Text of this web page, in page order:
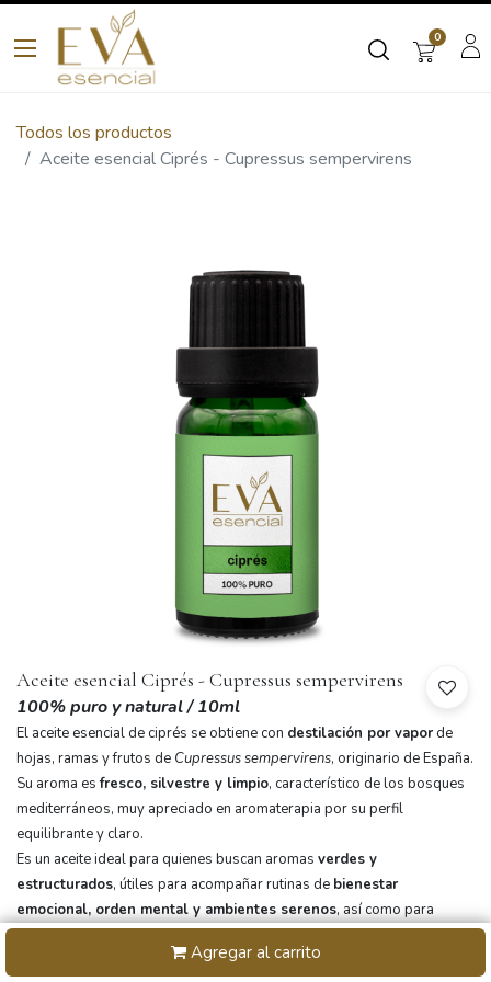
0
Todos los productos
Aceite esencial Ciprés - Cupressus sempervirens
Aceite esencial Ciprés - Cupressus sempervirens
100% puro y natural/ 10ml
El aceite esencial de ciprés se obtiene con destilación por vaporde
hojas, ramas y frutos de Cupressus sempervirens, originario de España.
Su aroma esfresco, silvestre y limpio, característico de los bosques
mediterráneos, muy apreciado en aromaterapia por su perfil
equilibrante y claro.
Es un aceite ideal para quienes buscan aromas verdes y
estructurados, útiles para acompañar rutinas de bienestar
emocional, orden mental y ambientes serenos, así como para
mezclas corporales y aromáticas bien balanceadas.
Usos tradicionales en aromaterapia
Agregar al carrito